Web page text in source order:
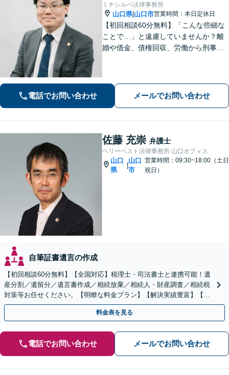
ミチシルベ法律事務所
山口県| 山口市営業時間：本日定休日
【初回相談60分無料】「こんな些細な
ことで…」と遠慮していませんか？離
婚や借金、債権回収、労働から刑事事
心誠意お伺いいたします。気軽にご相
談ください
電話でお問い合わせ メールでお問い合わせ
佐藤 充崇 弁護士
ベリーベスト法律事務所 山口オフィス
山口
県
|
山口
市
営業時間：09:30~18:00（土日
祝日）
自筆証書遺言の作成
【初回相談60分無料】【全国対応】税理士・司法書士と連携可能！遺
産分割／遺留分／遺言書作成／相続放棄／相続人・財産調査／相続税
対策等お任せください。【明瞭な料金プラン】【解決実績豊富】【電
話相談可】
料金表を見る
電話でお問い合わせ メールでお問い合わせ